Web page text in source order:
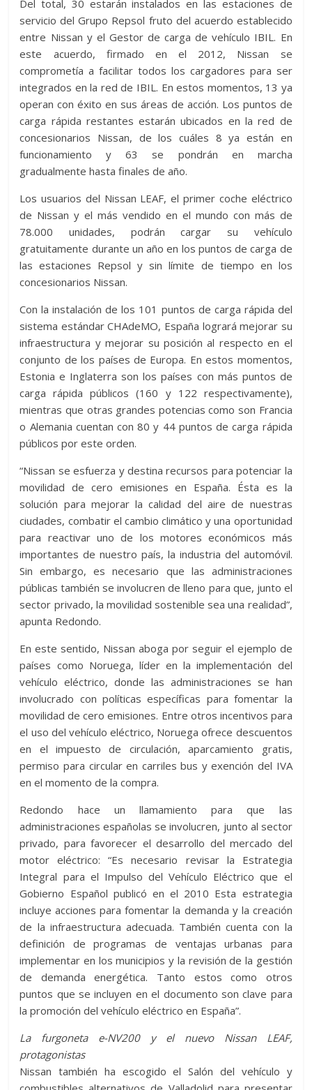
Del total, 30 estarán instalados en las estaciones de
servicio del Grupo Repsol fruto del acuerdo establecido
entre Nissan y el Gestor de carga de vehículo IBIL. En
este acuerdo, firmado en el 2012, Nissan se
comprometía a facilitar todos los cargadores para ser
integrados en la red de IBIL. En estos momentos, 13 ya
operan con éxito en sus áreas de acción. Los puntos de
carga rápida restantes estarán ubicados en la red de
concesionarios Nissan, de los cuáles 8 ya están en
funcionamiento y 63 se pondrán en marcha
gradualmente hasta finales de año.
Los usuarios del Nissan LEAF, el primer coche eléctrico
de Nissan y el más vendido en el mundo con más de
78.000 unidades, podrán cargar su vehículo
gratuitamente durante un año en los puntos de carga de
las estaciones Repsol y sin límite de tiempo en los
concesionarios Nissan.
Con la instalación de los 101 puntos de carga rápida del
sistema estándar CHAdeMO, España logrará mejorar su
infraestructura y mejorar su posición al respecto en el
conjunto de los países de Europa. En estos momentos,
Estonia e Inglaterra son los países con más puntos de
carga rápida públicos (160 y 122 respectivamente),
mientras que otras grandes potencias como son Francia
o Alemania cuentan con 80 y 44 puntos de carga rápida
públicos por este orden.
“Nissan se esfuerza y destina recursos para potenciar la
movilidad de cero emisiones en España. Ésta es la
solución para mejorar la calidad del aire de nuestras
ciudades, combatir el cambio climático y una oportunidad
para reactivar uno de los motores económicos más
importantes de nuestro país, la industria del automóvil.
Sin embargo, es necesario que las administraciones
públicas también se involucren de lleno para que, junto el
sector privado, la movilidad sostenible sea una realidad”,
apunta Redondo.
En este sentido, Nissan aboga por seguir el ejemplo de
países como Noruega, líder en la implementación del
vehículo eléctrico, donde las administraciones se han
involucrado con políticas específicas para fomentar la
movilidad de cero emisiones. Entre otros incentivos para
el uso del vehículo eléctrico, Noruega ofrece descuentos
en el impuesto de circulación, aparcamiento gratis,
permiso para circular en carriles bus y exención del IVA
en el momento de la compra.
Redondo hace un llamamiento para que las
administraciones españolas se involucren, junto al sector
privado, para favorecer el desarrollo del mercado del
motor eléctrico: “Es necesario revisar la Estrategia
Integral para el Impulso del Vehículo Eléctrico que el
Gobierno Español publicó en el 2010 Esta estrategia
incluye acciones para fomentar la demanda y la creación
de la infraestructura adecuada. También cuenta con la
definición de programas de ventajas urbanas para
implementar en los municipios y la revisión de la gestión
de demanda energética. Tanto estos como otros
puntos que se incluyen en el documento son clave para
la promoción del vehículo eléctrico en España”.
La furgoneta e-NV200 y el nuevo Nissan LEAF,
protagonistas
Nissan también ha escogido el Salón del vehículo y